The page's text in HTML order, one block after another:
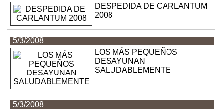
DESPEDIDA DE CARLANTUM
2008
5/3/2008
LOS MÁS PEQUEÑOS
DESAYUNAN
SALUDABLEMENTE
5/3/2008